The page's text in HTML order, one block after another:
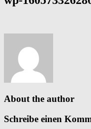
About the author
Schreibe einen